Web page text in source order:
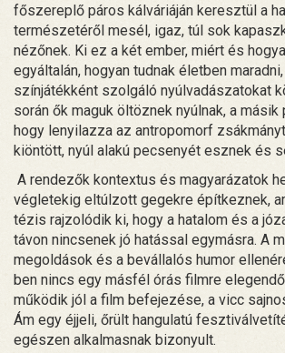
főszereplő páros kálváriáján keresztül a
természetéről mesél, igaz, túl sok
nézőnek. Ki ez a két ember, miért és
egyáltalán, hogyan tudnak életben
színjátékként szolgáló nyúlvadászatokat
során ők maguk öltöznek nyúlnak, a
hogy lenyilazza az antropomorf
kiöntött, nyúl alakú pecsenyét esznek és
A rendezők kontextus és magyarázatok
végletekig eltúlzott gegekre építkeznek,
tézis rajzolódik ki, hogy a hatalom és a
távon nincsenek jó hatással egymásra. A
megoldások és a bevállalós humor
ben nincs egy másfél órás filmre
működik jól a film befejezése, a vicc
Ám egy éjjeli, őrült hangulatú
egészen alkalmasnak bizonyult.